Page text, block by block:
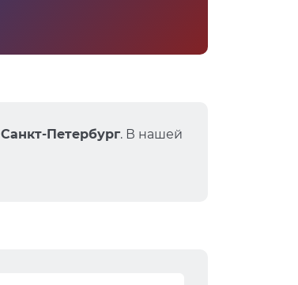
Петербург. В нашей